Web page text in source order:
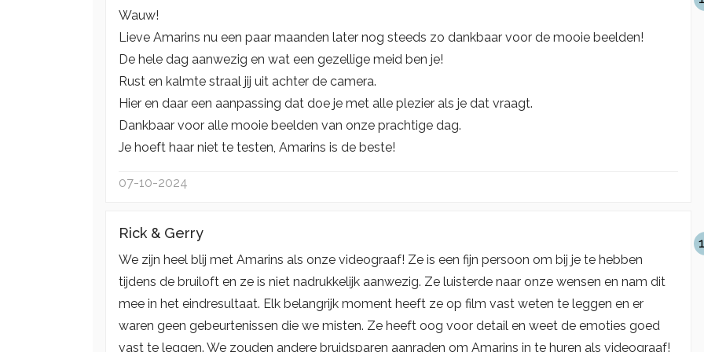
Wauw!
Lieve Amarins nu een paar maanden later nog steeds zo dankbaar voor de mooie beelden!
De hele dag aanwezig en wat een gezellige meid ben je!
Rust en kalmte straal jij uit achter de camera.
Hier en daar een aanpassing dat doe je met alle plezier als je dat vraagt.
Dankbaar voor alle mooie beelden van onze prachtige dag.
Je hoeft haar niet te testen, Amarins is de beste!
07-10-2024
Rick & Gerry
We zijn heel blij met Amarins als onze videograaf! Ze is een fijn persoon om bij je te hebben
tijdens de bruiloft en ze is niet nadrukkelijk aanwezig. Ze luisterde naar onze wensen en nam dit
mee in het eindresultaat. Elk belangrijk moment heeft ze op film vast weten te leggen en er
waren geen gebeurtenissen die we misten. Ze heeft oog voor detail en weet de emoties goed
vast te leggen. We zouden andere bruidsparen aanraden om Amarins in te huren als videograaf!